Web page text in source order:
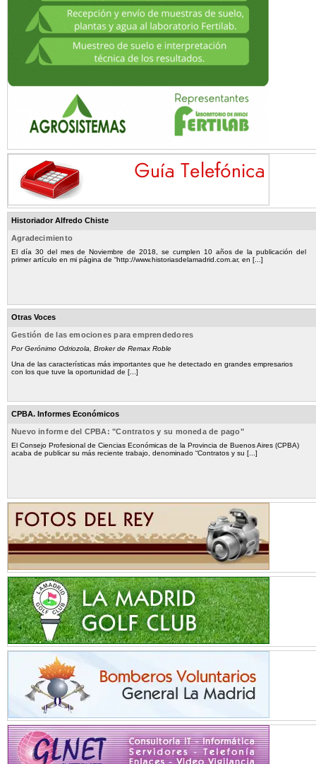
Historiador Alfredo Chiste
Agradecimiento
El día 30 del mes de Noviembre de 2018, se cumplen 10 años de la publicación del
primer artículo en mi página de “http://www.historiasdelamadrid.com.ar, en [...]
Otras Voces
Gestión de las emociones para emprendedores
Por Gerónimo Odriozola, Broker de Remax Roble
Una de las características más importantes que he detectado en grandes empresarios
con los que tuve la oportunidad de [...]
CPBA. Informes Económicos
Nuevo informe del CPBA: "Contratos y su moneda de pago"
El Consejo Profesional de Ciencias Económicas de la Provincia de Buenos Aires (CPBA)
acaba de publicar su más reciente trabajo, denominado “Contratos y su [...]